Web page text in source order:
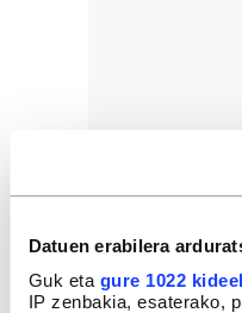
Datuen erabilera
Guk eta gure 1022
IP zenbakia, esaterako,